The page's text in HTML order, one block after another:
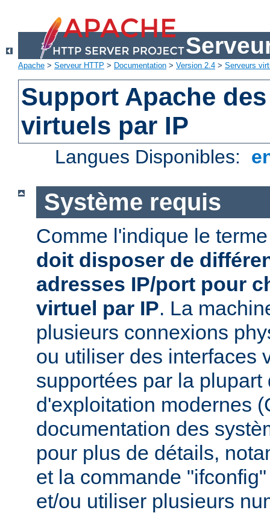
Apache > Serveur HTTP > Documentation > Version 2.4 > Serveurs
Support Apache
virtuels par IP
Langues Disponibles:
Système requis
Comme l'indique le
doit disposer de
adresses IP/port pour
virtuel par IP. La
plusieurs connexions
ou utiliser des interfaces
supportées par la plupart
d'exploitation modernes
documentation des
pour plus de détails,
et la commande
et/ou utiliser plusieurs